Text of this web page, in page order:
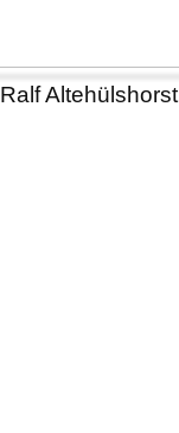
Ralf Altehülshorst